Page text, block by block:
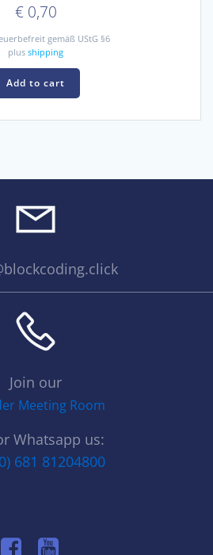
€0,70
gemäß UStG §6
plus shipping
Add to cart
Join our
Meeting Room
Whatsapp us:
681 81204800